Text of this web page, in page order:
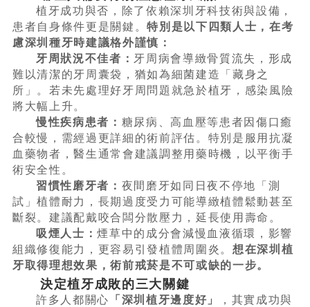
植牙成功與否，除了依賴深圳牙科技術與設備，
患者自身條件更是關鍵。特別是以下四類人士，在考
慮深圳種牙時建議格外謹慎：
牙周狀況不佳者： 牙周病會導緻骨質流失，形成
難以清潔的牙周囊袋，猶如為細菌建造「藏身之
所」。若未先處理好牙周問題就急於植牙，感染風險
將大幅上升。
慢性疾病患者： 糖尿病、高血壓等患者因傷口癒
合較慢，需經過更詳細的術前評估。特別是服用抗凝
血藥物者，醫生通常會建議調整用藥時機，以平衡手
術安全性。
習慣性磨牙者： 夜間磨牙如同日夜不停地「測
試」植體耐力，長期過度受力可能導緻植體鬆動甚至
斷裂。建議配戴咬合闆分散壓力，延長使用壽命。
吸煙人士：煙草中的成分會減慢血液循環，影響
組織修復能力，更容易引發植體周圍炎。 想在深圳植
牙取得理想效果，術前戒菸是不可或缺的一步。
決定植牙成敗的三大關鍵
許多人都關心 「深圳植牙邊度好」
，其實成功與